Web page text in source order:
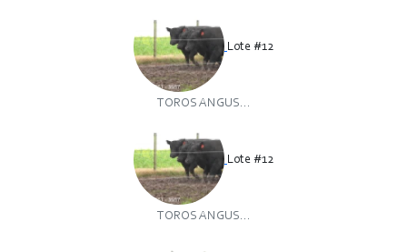
Lote #12
TOROS ANGUS...
Lote #12
TOROS ANGUS...